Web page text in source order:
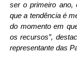
ser o primeiro ano,
que a tendência é
do momento em
os recursos”,
representante das